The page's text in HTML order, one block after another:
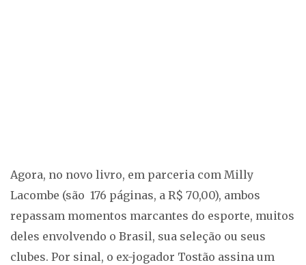
Agora, no novo livro, em parceria com Milly
Lacombe (são 176 páginas, a R$ 70,00), ambos
repassam momentos marcantes do esporte, muitos
deles envolvendo o Brasil, sua seleção ou seus
clubes. Por sinal, o ex-jogador Tostão assina um